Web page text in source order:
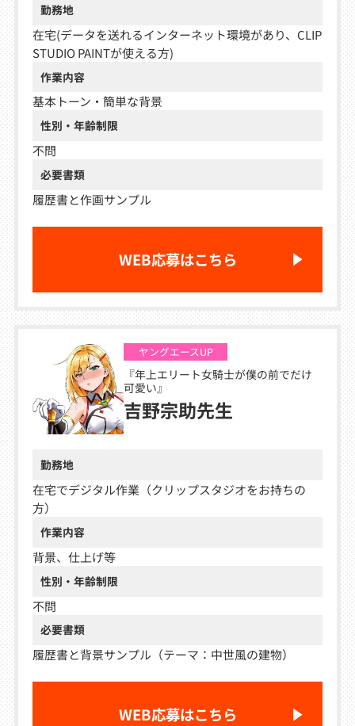
勤務地
在宅(データを送れるインターネット環境があり、CLIP
STUDIO PAINTが使える方)
作業内容
基本トーン・簡単な背景
性別・年齢制限
不問
必要書類
履歴書と作画サンプル
WEB応募はこちら
ヤングエースUP
『年上エリート女騎士が僕の前でだけ
可愛い』
吉野宗助先生
勤務地
在宅でデジタル作業（クリップスタジオをお持ちの
方）
作業内容
背景、仕上げ等
性別・年齢制限
不問
必要書類
履歴書と背景サンプル（テーマ：中世風の建物）
WEB応募はこちら